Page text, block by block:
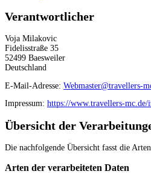
Verantwortlicher
Voja Milakovic
Fidelisstraße 35
52499 Baesweiler
Deutschland
E-Mail-Adresse: Webmaster@travellers-
Impressum: https://www.travellers-mc.de/
Übersicht der
Die nachfolgende Übersicht fasst die
Arten der verarbeiteten Daten